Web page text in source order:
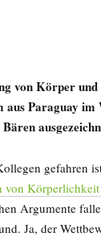
von Körper
Paraguay
gefahren
von
Argumente
Ja, der